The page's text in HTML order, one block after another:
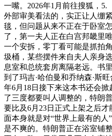
一嘴。2026年1月前往搜狐，5.
外部审美看法的，实正让人绷
毯，但问题从来不正在于卧室
了，第一夫人正在白宫邦畿里
一个安拆，零丁看可能是抓拍
圾桶，某些摆件来自夫人亲身
息室和总统套房离隔老远。书
到了玛吉·哈伯曼和乔纳森·斯
年6月18日接下来这本书还会
了三度都要叫人调整的，特朗
要比及6月23日正式上架之后
面本身就是对“世界上最有的人
是不爽的。特朗普正在浴室铺